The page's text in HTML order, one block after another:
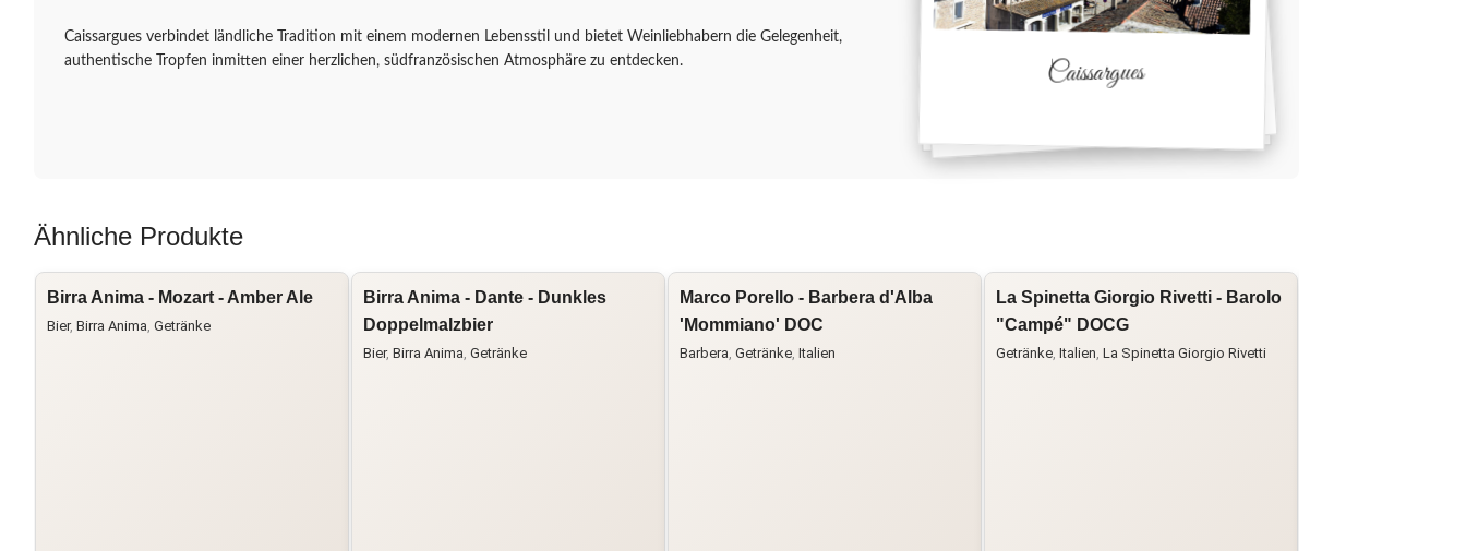
Caissargues verbindet ländliche Tradition mit einem modernen Lebensstil und bietet Weinliebhabern die Gelegenheit,
authentische Tropfen inmitten einer herzlichen, südfranzösischen Atmosphäre zu entdecken.
Caissargues
Ähnliche Produkte
Birra Anima - Mozart - Amber Ale
Bier, Birra Anima Getränke
Birra Anima - Dante - Dunkles
Doppelmalzbier
Bier, Birra Anima Getränke
Marco Porello - Barbera d'Alba
'Mommiano' DOC
Barbera Getränke Italien
La Spinetta Giorgio Rivetti - Barolo
"Campé" DOCG
Getränke Italien La Spinetta Giorgio Rivetti